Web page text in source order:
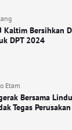
Kaltim Bersihkan
DPT 2024
Etam
Bersama
Tegas